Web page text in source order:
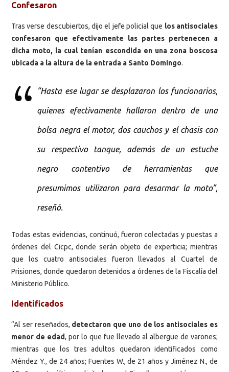
Confesaron
Tras verse descubiertos, dijo el jefe policial que los antisociales
confesaron que efectivamente las partes pertenecen a
dicha moto, la cual tenían escondida en una zona boscosa
ubicada a la altura de la entrada a Santo Domingo.
“Hasta ese lugar se desplazaron los funcionarios,
quienes efectivamente hallaron dentro de una
bolsa negra el motor, dos cauchos y el chasis con
su respectivo tanque, además de un estuche
negro contentivo de herramientas que
presumimos utilizaron para desarmar la moto”,
reseñó.
Todas estas evidencias, continuó, fueron colectadas y puestas a
órdenes del Cicpc, donde serán objeto de experticia; mientras
que los cuatro antisociales fueron llevados al Cuartel de
Prisiones, donde quedaron detenidos a órdenes de la Fiscalía del
Ministerio Público.
Identificados
“Al ser reseñados, detectaron que uno de los antisociales es
menor de edad, por lo que fue llevado al albergue de varones;
mientras que los tres adultos quedaron identificados como
Méndez Y., de 24 años; Fuentes W., de 21 años y Jiménez N., de